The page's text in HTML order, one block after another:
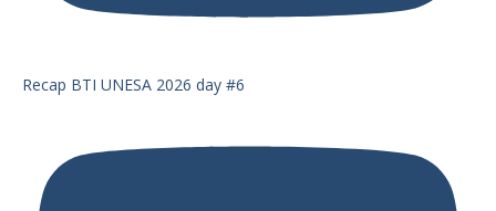
Recap BTI UNESA 2026 day #6